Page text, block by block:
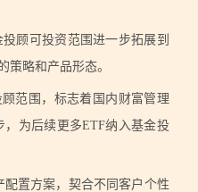
顾可投资范围进一步拓展到
策略和产品形态。
范围，标志着国内财富管理
，为后续更多ETF纳入基金投
置方案，契合不同客户个性